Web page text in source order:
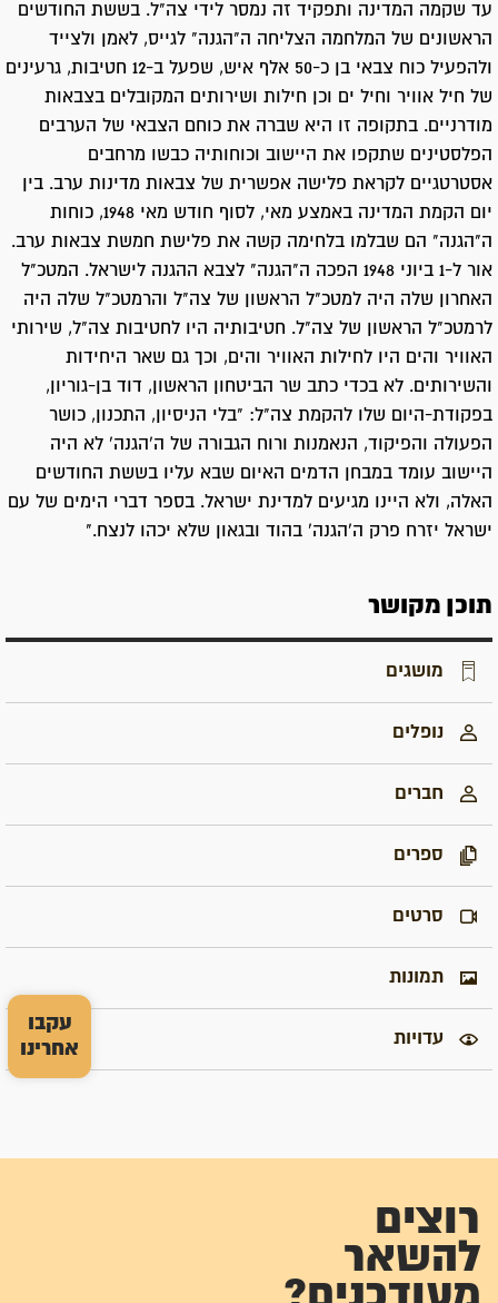
עקבו
אחרינו
עד שקמה המדינה ותפקיד זה נמסר לידי צה"ל. בששת החודשים
הראשונים של המלחמה הצליחה ה"הגנה" לגייס, לאמן ולצייד
ולהפעיל כוח צבאי בן כ-50 אלף איש, שפעל ב-12 חטיבות, גרעינים
של חיל אוויר וחיל ים וכן חילות ושירותים המקובלים בצבאות
מודרניים. בתקופה זו היא שברה את כוחם הצבאי של הערבים
הפלסטינים שתקפו את היישוב וכוחותיה כבשו מרחבים
אסטרטגיים לקראת פלישה אפשרית של צבאות מדינות ערב. בין
יום הקמת המדינה באמצע מאי, לסוף חודש מאי 1948, כוחות
ה"הגנה" הם שבלמו בלחימה קשה את פלישת חמשת צבאות ערב.
אור ל-1 ביוני 1948 הפכה ה"הגנה" לצבא ההגנה לישראל. המטכ"ל
האחרון שלה היה למטכ"ל הראשון של צה"ל והרמטכ"ל שלה היה
לרמטכ"ל הראשון של צה"ל. חטיבותיה היו לחטיבות צה"ל, שירותי
האוויר והים היו לחילות האוויר והים, וכך גם שאר היחידות
והשירותים. לא בכדי כתב שר הביטחון הראשון, דוד בן-גוריון,
בפקודת-היום שלו להקמת צה"ל: "בלי הניסיון, התכנון, כושר
הפעולה והפיקוד, הנאמנות ורוח הגבורה של ה'הגנה' לא היה
היישוב עומד במבחן הדמים האיום שבא עליו בששת החודשים
האלה, ולא היינו מגיעים למדינת ישראל. בספר דברי הימים של עם
ישראל יזרח פרק ה'הגנה' בהוד ובגאון שלא יכהו לנצח."
תוכן מקושר
מושגים
נופלים
חברים
ספרים
סרטים
תמונות
עדויות
רוצים
להשאר